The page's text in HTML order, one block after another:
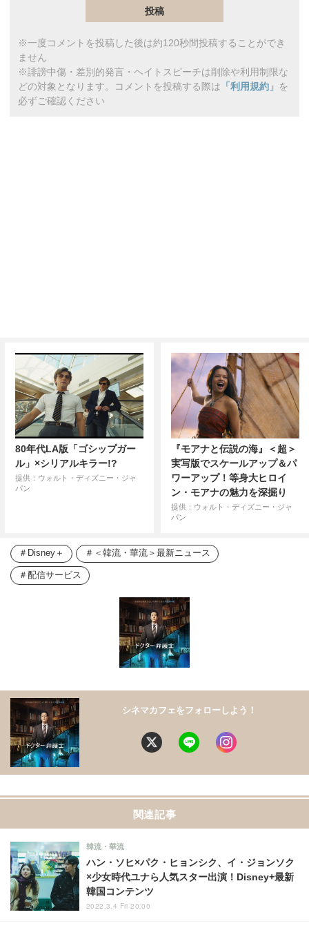
※一度コメントを投稿した後は約120秒間投稿することができ
ません
※誹謗中傷・差別的発言・ヘイトスピーチは削除や利用制限な
どの対象となります。コメントを投稿する際は 「利用規約」 を
必ずご確認ください
80年代LA版「ゴシップガー
ル」×シリアルキラー!?
提供：ウォルト・ディズニー・ジャ
パン
『モアナと伝説の海』＜超＞
実写版でスケールアップ＆パ
ワーアップ！等身大ヒロイ
ン・モアナの魅力を深掘り
提供：ウォルト・ディズニー・ジャ
パン
Disney＋ ＜韓流・華流＞最新ニュース
配信サービス
シネマカフェをフォローしよう！
関連記事
ハン・ソヒ×パク・ヒョンシク、イ・ジョンソク
×少女時代ユナら人気スター出演！Disney+最新
韓国コンテンツ
韓流・華流
2022.3.4 Fri 20:00